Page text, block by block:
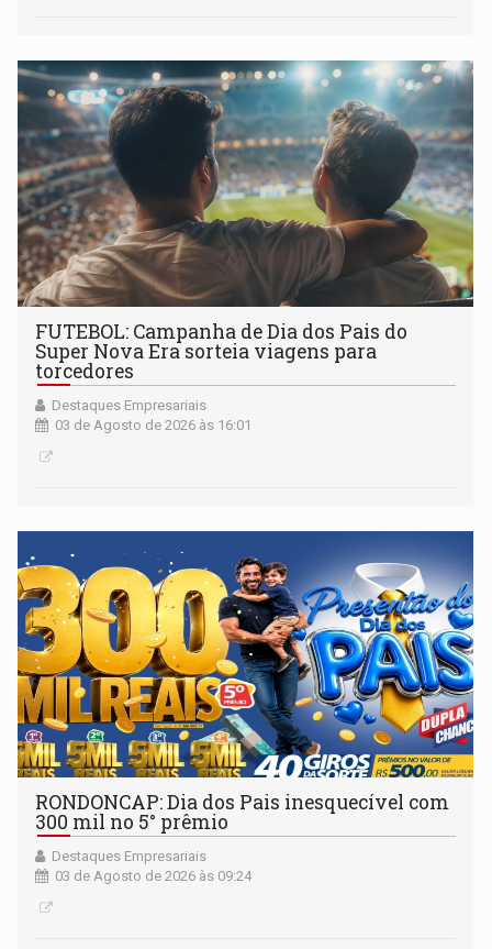
FUTEBOL: Campanha de Dia dos Pais do
Super Nova Era sorteia viagens para
torcedores
Destaques Empresariais
03 de Agosto de 2026 às 16:01
RONDONCAP: Dia dos Pais inesquecível com
300 mil no 5° prêmio
Destaques Empresariais
03 de Agosto de 2026 às 09:24